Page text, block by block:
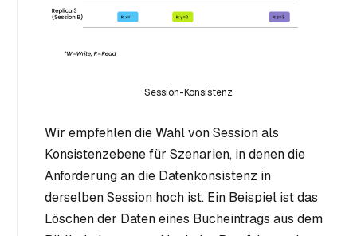
Session-Konsistenz
Wir empfehlen die Wahl von Session als
Konsistenzebene für Szenarien, in denen die
Anforderung an die Datenkonsistenz in
derselben Session hoch ist. Ein Beispiel ist das
Löschen der Daten eines Bucheintrags aus dem